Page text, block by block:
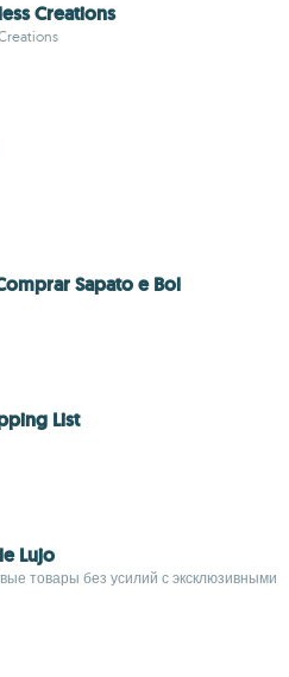
Creations
Sapato e Bol
List
Lujo
товары без усилий с эксклюзивными